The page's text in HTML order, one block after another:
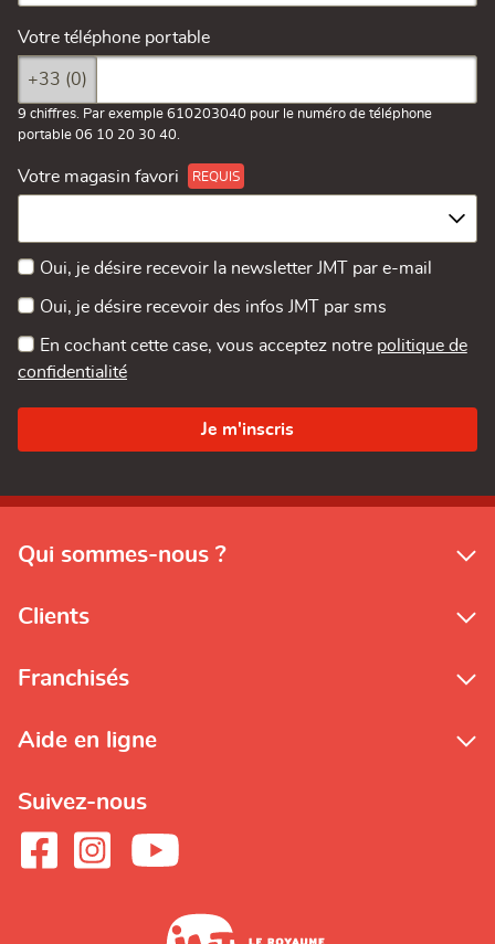
Votre téléphone portable
+33 (0)
9 chiffres. Par exemple 610203040 pour le numéro de téléphone
portable 06 10 20 30 40.
Votre magasin favori
Oui, je désire recevoir la newsletter JMT par e-mail
Oui, je désire recevoir des infos JMT par sms
En cochant cette case, vous acceptez notre politique de
confidentialité
Qui sommes-nous ?
Clients
Franchisés
Aide en ligne
Suivez-nous